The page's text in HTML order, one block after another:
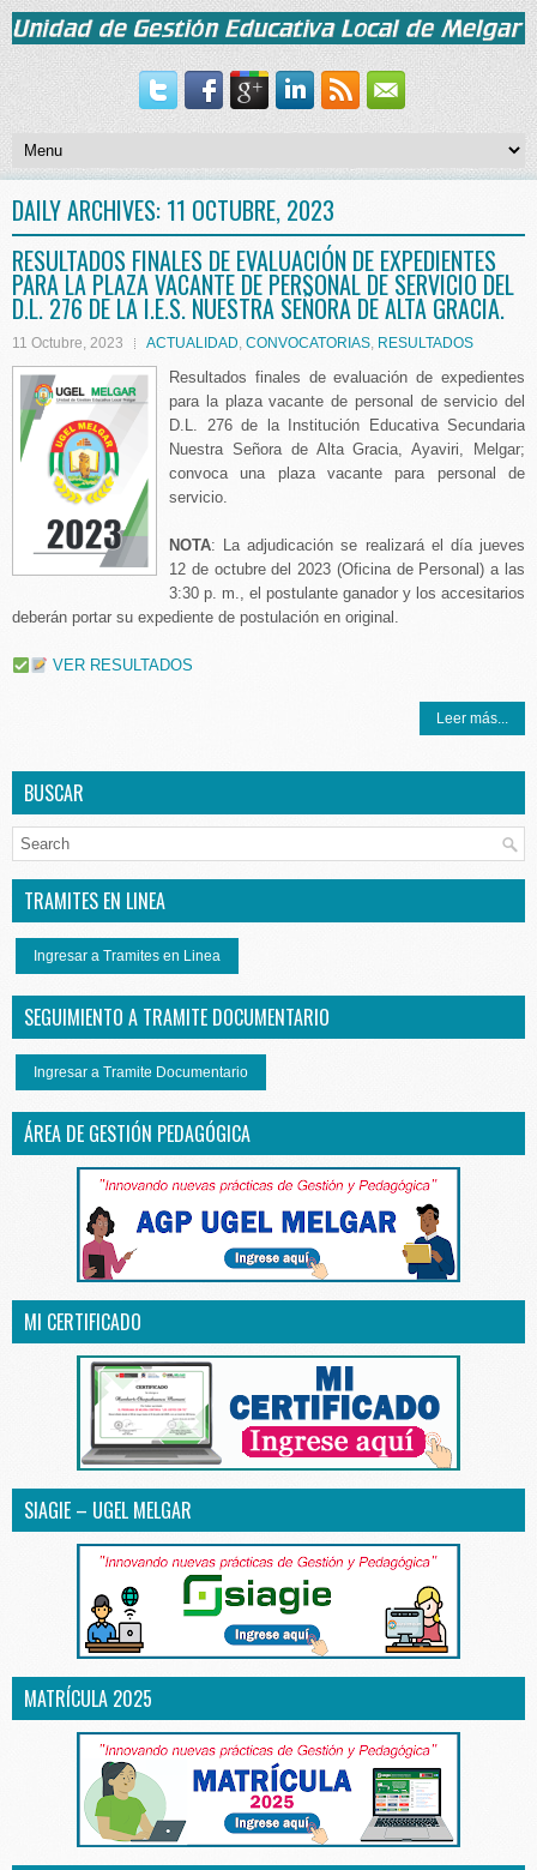
DAILY ARCHIVES: 11 OCTUBRE, 2023
RESULTADOS FINALES DE EVALUACIÓN DE EXPEDIENTES
PARA LA PLAZA VACANTE DE PERSONAL DE SERVICIO DEL
D.L. 276 DE LA I.E.S. NUESTRA SEÑORA DE ALTA GRACIA.
11 Octubre, 2023 ACTUALIDAD, CONVOCATORIAS, RESULTADOS
Resultados finales de evaluación de expedientes
para la plaza vacante de personal de servicio del
D.L. 276 de la Institución Educativa Secundaria
Nuestra Señora de Alta Gracia, Ayaviri, Melgar;
convoca una plaza vacante para personal de
servicio.
NOTA: La adjudicación se realizará el día jueves
12 de octubre del 2023 (Oficina de Personal) a las
3:30 p. m., el postulante ganador y los accesitarios
deberán portar su expediente de postulación en original.
VER RESULTADOS
Leer más...
BUSCAR
TRAMITES EN LINEA
Ingresar a Tramites en Linea
SEGUIMIENTO A TRAMITE DOCUMENTARIO
Ingresar a Tramite Documentario
ÁREA DE GESTIÓN PEDAGÓGICA
MI CERTIFICADO
SIAGIE – UGEL MELGAR
MATRÍCULA 2025